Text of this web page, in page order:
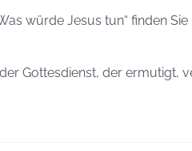
würde Jesus tun“ finden
Gottesdienst, der ermutigt,